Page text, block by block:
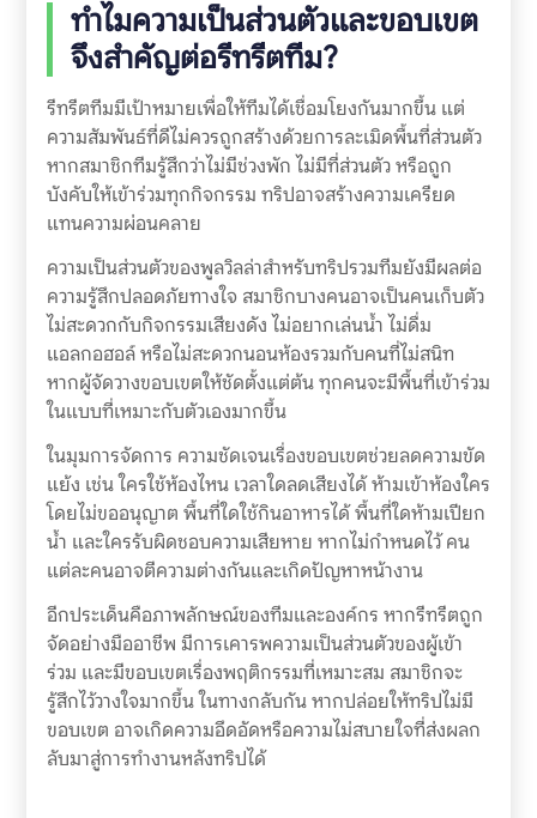
ทำไมความเป็นส่วนตัวและขอบเขต
จึงสำคัญต่อรีทรีตทีม?
รีทรีตทีมมีเป้าหมายเพื่อให้ทีมได้เชื่อมโยงกันมากขึ้น แต่
ความสัมพันธ์ที่ดีไม่ควรถูกสร้างด้วยการละเมิดพื้นที่ส่วนตัว
หากสมาชิกทีมรู้สึกว่าไม่มีช่วงพัก ไม่มีที่ส่วนตัว หรือถูก
บังคับให้เข้าร่วมทุกกิจกรรม ทริปอาจสร้างความเครียด
แทนความผ่อนคลาย
ความเป็นส่วนตัวของพูลวิลล่าสำหรับทริปรวมทีมยังมีผลต่อ
ความรู้สึกปลอดภัยทางใจ สมาชิกบางคนอาจเป็นคนเก็บตัว
ไม่สะดวกกับกิจกรรมเสียงดัง ไม่อยากเล่นน้ำ ไม่ดื่ม
แอลกอฮอล์ หรือไม่สะดวกนอนห้องรวมกับคนที่ไม่สนิท
หากผู้จัดวางขอบเขตให้ชัดตั้งแต่ต้น ทุกคนจะมีพื้นที่เข้าร่วม
ในแบบที่เหมาะกับตัวเองมากขึ้น
ในมุมการจัดการ ความชัดเจนเรื่องขอบเขตช่วยลดความขัด
แย้ง เช่น ใครใช้ห้องไหน เวลาใดลดเสียงได้ ห้ามเข้าห้องใคร
โดยไม่ขออนุญาต พื้นที่ใดใช้กินอาหารได้ พื้นที่ใดห้ามเปียก
น้ำ และใครรับผิดชอบความเสียหาย หากไม่กำหนดไว้ คน
แต่ละคนอาจตีความต่างกันและเกิดปัญหาหน้างาน
อีกประเด็นคือภาพลักษณ์ของทีมและองค์กร หากรีทรีตถูก
จัดอย่างมืออาชีพ มีการเคารพความเป็นส่วนตัวของผู้เข้า
ร่วม และมีขอบเขตเรื่องพฤติกรรมที่เหมาะสม สมาชิกจะ
รู้สึกไว้วางใจมากขึ้น ในทางกลับกัน หากปล่อยให้ทริปไม่มี
ขอบเขต อาจเกิดความอึดอัดหรือความไม่สบายใจที่ส่งผลก
ลับมาสู่การทำงานหลังทริปได้